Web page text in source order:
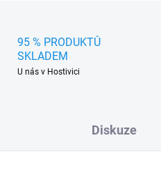
95 % PRODUKTŮ
SKLADEM
U nás v Hostivici
Diskuze